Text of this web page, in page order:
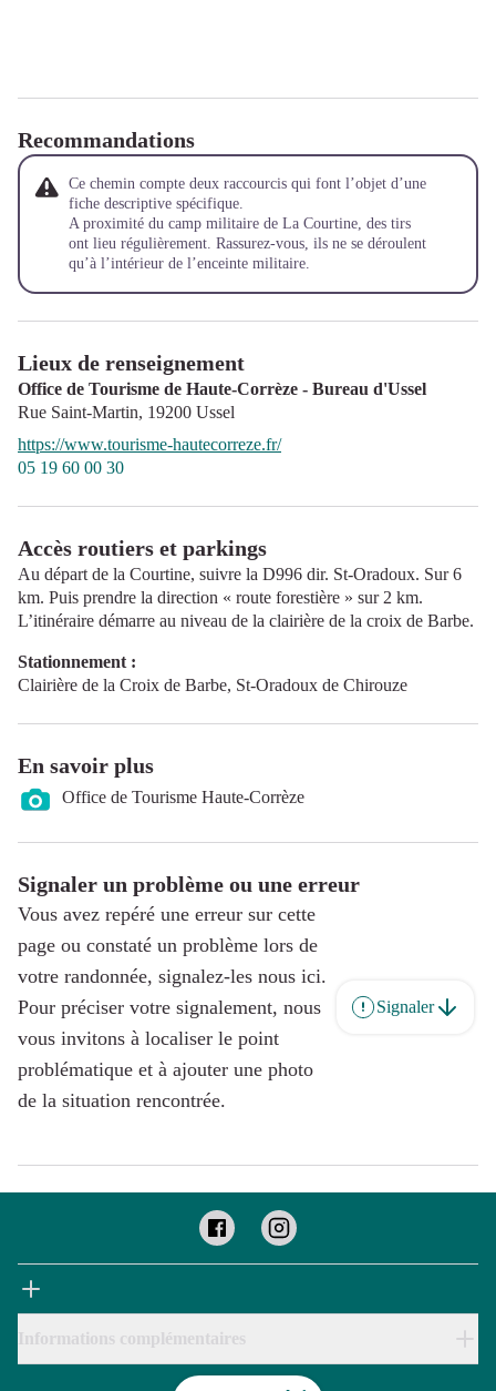
Recommandations
Ce chemin compte deux raccourcis qui font l’objet d’une
fiche descriptive spécifique.
A proximité du camp militaire de La Courtine, des tirs
ont lieu régulièrement. Rassurez-vous, ils ne se déroulent
qu’à l’intérieur de l’enceinte militaire.
Lieux de renseignement
Office de Tourisme de Haute-Corrèze - Bureau d'Ussel
Rue Saint-Martin, 19200 Ussel
https://www.tourisme-hautecorreze.fr/
05 19 60 00 30
Accès routiers et parkings
Au départ de la Courtine, suivre la D996 dir. St-Oradoux. Sur 6
km. Puis prendre la direction « route forestière » sur 2 km.
L’itinéraire démarre au niveau de la clairière de la croix de Barbe.
Stationnement :
Clairière de la Croix de Barbe, St-Oradoux de Chirouze
En savoir plus
Office de Tourisme Haute-Corrèze
Signaler un problème ou une erreur
Vous avez repéré une erreur sur cette
page ou constaté un problème lors de
votre randonnée, signalez-les nous ici.
Pour préciser votre signalement, nous
vous invitons à localiser le point
problématique et à ajouter une photo
de la situation rencontrée.
Signaler
Informations complémentaires